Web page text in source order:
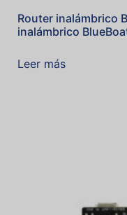
Router inalámbrico
inalámbrico
Leer más